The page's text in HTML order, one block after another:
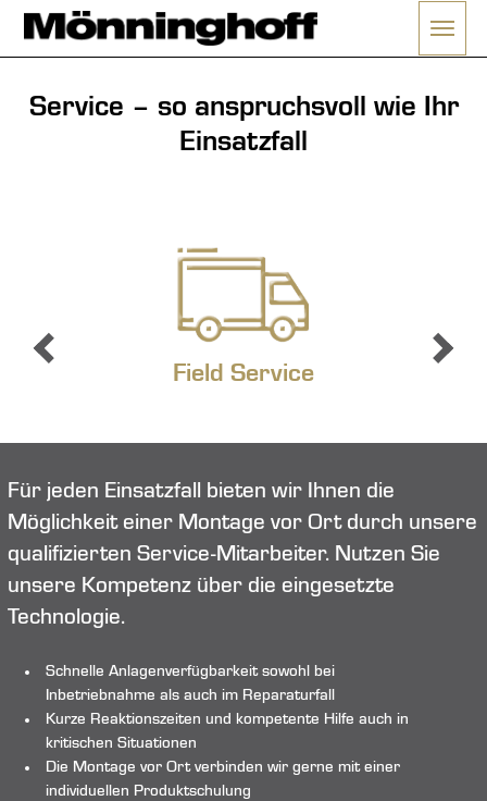
Menü
Service – so anspruchsvoll wie Ihr
Einsatzfall
Field Service
Für jeden Einsatzfall bieten wir Ihnen die
Möglichkeit einer Montage vor Ort durch unsere
qualifizierten Service-Mitarbeiter. Nutzen Sie
unsere Kompetenz über die eingesetzte
Technologie.
Schnelle Anlagenverfügbarkeit sowohl bei
Inbetriebnahme als auch im Reparaturfall
Kurze Reaktionszeiten und kompetente Hilfe auch in
kritischen Situationen
Die Montage vor Ort verbinden wir gerne mit einer
individuellen Produktschulung